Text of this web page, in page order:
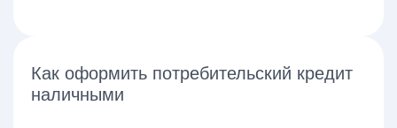
Как оформить потребительский кредит
наличными